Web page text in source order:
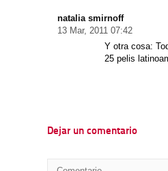
natalia smirnoff
13 Mar, 2011 07:42
Y otra cosa:
25 pelis
Dejar un comentario